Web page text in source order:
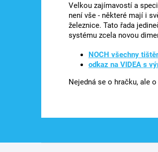
Velkou zajímavostí a
není vše - některé mají i
železnice. Tato řada
systému zcela novou
NOCH všechny
odkaz na VIDEA s
Nejedná se o hračku, ale